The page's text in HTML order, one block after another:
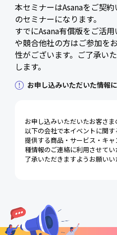
本セミナーはAsanaをご契
のセミナーになります。
すでにAsana有償版をご活
や競合他社の方はご参加を
性がございます。ご了承い
します。
お申し込みいただいた情報
お申し込みいただいたお客さ
以下の会社で本イベントに関
提供する商品・サービス・キ
種情報のご連絡に利用させて
了承いただきますようお願いい